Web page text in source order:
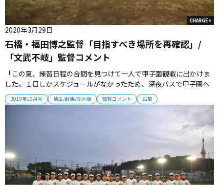
CHARGE+
2019年10月号 埼玉/群馬/栃木版 監督コメント 石橋
石橋・福田博之監督「目指すべき場所を再確認」/
「文武不岐」監督コメント
2020年3月29日
「この夏、練習日程の合間を見つけて一人で甲子園観戦に出かけま
した。１日しかスケジュールがなかったため、深夜バスで甲子園へ
向かいました。４日目の仙台育英対飯山、習志野対沖縄尚学などを
観たのですが、指導者として目指すべき場所を再確認できました。
石橋の選手たちと一緒に甲子園で戦いたいと強く感じました」 【監